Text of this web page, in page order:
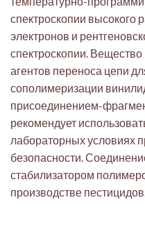
спектроскопии высокого
электронов и
спектроскопии.
агентов переноса цепи
сополимеризации
присоединением-
рекомендует
лабораторных условиях
безопасности.
стабилизатором
производстве